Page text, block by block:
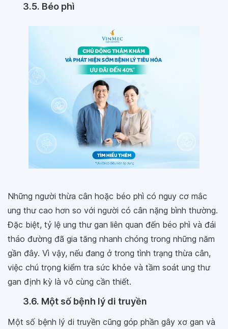
3.5. Béo phì
Những người thừa cân hoặc béo phì có nguy cơ mắc
ung thư cao hơn so với người có cân nặng bình thường.
Đặc biệt, tỷ lệ ung thư gan liên quan đến béo phì và đái
tháo đường đã gia tăng nhanh chóng trong những năm
gần đây. Vì vậy, nếu đang ở trong tình trạng thừa cân,
việc chú trọng kiểm tra sức khỏe và tầm soát ung thư
gan định kỳ là vô cùng cần thiết.
3.6. Một số bệnh lý di truyền
Một số bệnh lý di truyền cũng góp phần gây xơ gan và